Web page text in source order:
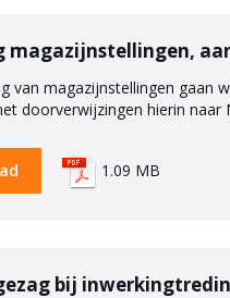
magazijnstellingen,
van magazijnstellingen gaan
doorverwijzingen hierin naar
1.09 MB
bij